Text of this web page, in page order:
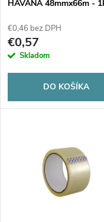
p
r
d
p
r
o
d
HAVANA 48mmx66m -
€0,46 bez DPH
€0,57
Skladom
DO KOŠÍKA